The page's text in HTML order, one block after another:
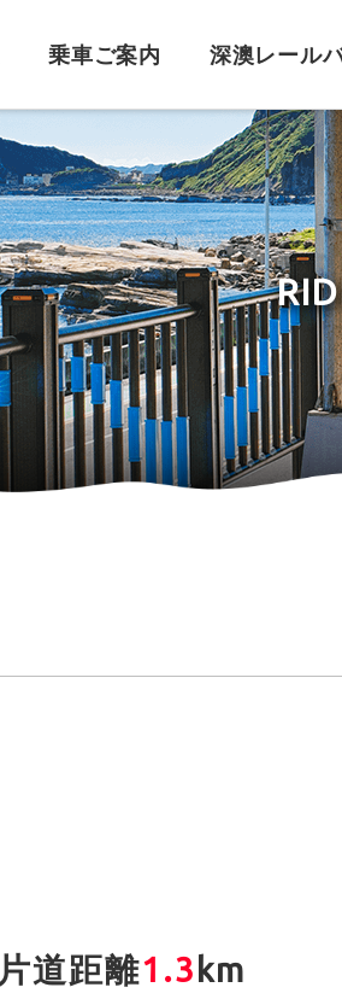
乗車ご案内
チケット料金と時刻 チケッ
深澳レール
車体概
車
ご予約に関する問題 ご注文
片道距離1.3 km